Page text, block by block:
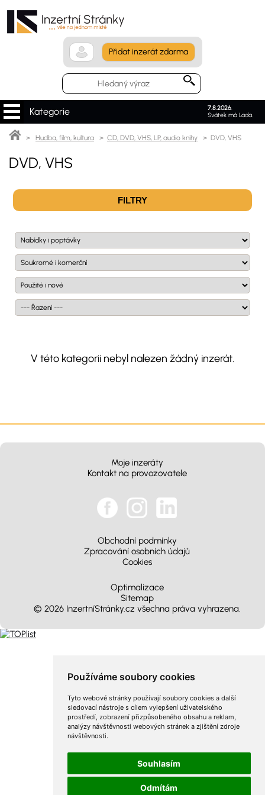
Používáme soubory cookies
Tyto webové stránky používají soubory cookies a další
sledovací nástroje s cílem vylepšení uživatelského
prostředí, zobrazení přizpůsobeného obsahu a reklam,
analýzy návštěvnosti webových stránek a zjištění zdroje
návštěvnosti.
Souhlasím
Odmítám
Přidat inzerát zdarma
7.8.2026.
Svátek má Lada.
Kategorie
> Hudba, film, kultura > CD, DVD, VHS, LP, audio knihy > DVD, VHS
DVD, VHS
FILTRY
V této kategorii nebyl nalezen žádný inzerát.
Moje inzeráty
Kontakt na provozovatele
Obchodní podmínky
Zpracování osobních údajů
Cookies
Optimalizace
Sitemap
© 2026 InzertníStránky.cz všechna práva vyhrazena.